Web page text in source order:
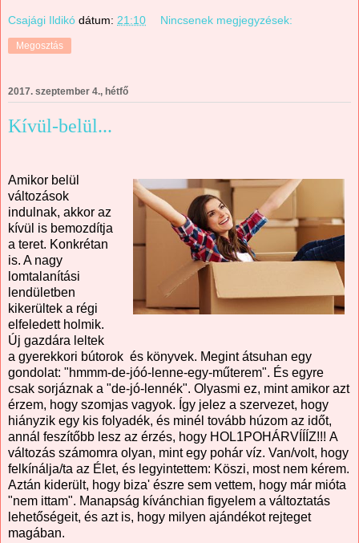
Csajági Ildikó dátum: 21:10 Nincsenek megjegyzések:
Megosztás
2017. szeptember 4., hétfő
Kívül-belül...
Amikor belül
változások
indulnak, akkor az
kívül is bemozdítja
a teret. Konkrétan
is. A nagy
lomtalanítási
lendületben
kikerültek a régi
elfeledett holmik.
Új gazdára leltek
a gyerekkori bútorok és könyvek. Megint átsuhan egy
gondolat: "hmmm-de-jóó-lenne-egy-műterem". És egyre
csak sorjáznak a "de-jó-lennék". Olyasmi ez, mint amikor azt
érzem, hogy szomjas vagyok. Így jelez a szervezet, hogy
hiányzik egy kis folyadék, és minél tovább húzom az időt,
annál feszítőbb lesz az érzés, hogy HOL1POHÁRVÍÍÍZ!!! A
változás számomra olyan, mint egy pohár víz. Van/volt, hogy
felkínálja/ta az Élet, és legyintettem: Köszi, most nem kérem.
Aztán kiderült, hogy biza' észre sem vettem, hogy már mióta
"nem ittam". Manapság kívánchian figyelem a változtatás
lehetőségeit, és azt is, hogy milyen ajándékot rejteget
magában.